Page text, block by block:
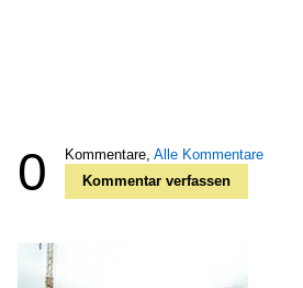
0 Kommentare, Alle Kommentare
Kommentar verfassen